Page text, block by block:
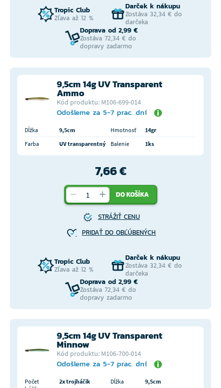
Tropic Club
Zľava až 12 %
Darček k nákupu
Zostáva 32,34 € do
darčeka
Doprava od 2,99 €
Zostáva 72,34 € do
dopravy zadarmo
9,5cm 14g UV Transparent
Ammo
Kód produktu: M106-699-014
Odošleme za 5-7 prac. dní
Dĺžka 9,5cm Hmotnosť
14gr
Farba
UV transparentný Balenie 1ks
7,66 €
DO KOŠÍKA
STRÁŽIŤ CENU
PRIDAŤ DO OBĽÚBENÝCH
Tropic Club
Zľava až 12 %
Darček k nákupu
Zostáva 32,34 € do
darčeka
Doprava od 2,99 €
Zostáva 72,34 € do
dopravy zadarmo
9,5cm 14g UV Transparent
Minnow
Kód produktu: M106-700-014
Odošleme za 5-7 prac. dní
Počet
2x trojháčik Dĺžka 9,5cm